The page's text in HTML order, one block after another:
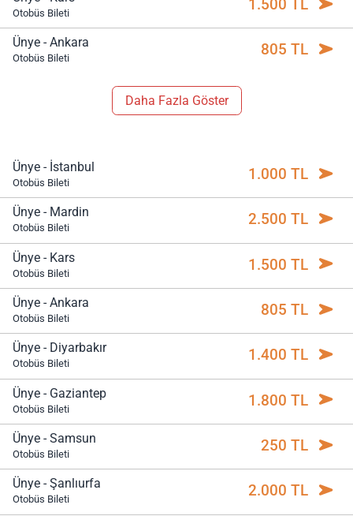
Otobüs Bileti 1.500 TL
Ünye - Ankara
Otobüs Bileti 805 TL
Daha Fazla Göster
Ünye - İstanbul
Otobüs Bileti 1.000 TL
Ünye - Mardin
Otobüs Bileti 2.500 TL
Ünye - Kars
Otobüs Bileti 1.500 TL
Ünye - Ankara
Otobüs Bileti 805 TL
Ünye - Diyarbakır
Otobüs Bileti 1.400 TL
Ünye - Gaziantep
Otobüs Bileti 1.800 TL
Ünye - Samsun
Otobüs Bileti 250 TL
Ünye - Şanlıurfa
Otobüs Bileti 2.000 TL